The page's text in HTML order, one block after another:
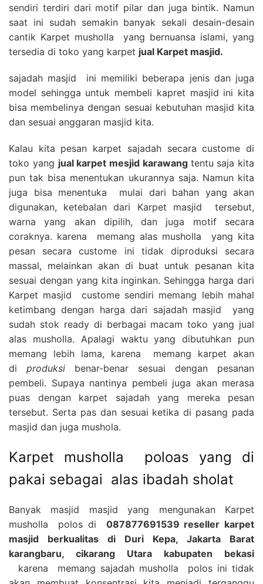
sendiri terdiri dari motif pilar dan juga bintik. Namun
saat ini sudah semakin banyak sekali desain-desain
cantik Karpet musholla yang bernuansa islami, yang
tersedia di toko yang karpet jual Karpet masjid.
sajadah masjid ini memiliki beberapa jenis dan juga
model sehingga untuk membeli kapret masjid ini kita
bisa membelinya dengan sesuai kebutuhan masjid kita
dan sesuai anggaran masjid kita.
Kalau kita pesan karpet sajadah secara custome di
toko yang jual karpet mesjid karawang tentu saja kita
pun tak bisa menentukan ukurannya saja. Namun kita
juga bisa menentuka mulai dari bahan yang akan
digunakan, ketebalan dari Karpet masjid tersebut,
warna yang akan dipilih, dan juga motif secara
coraknya. karena memang alas musholla yang kita
pesan secara custome ini tidak diproduksi secara
massal, melainkan akan di buat untuk pesanan kita
sesuai dengan yang kita inginkan. Sehingga harga dari
Karpet masjid custome sendiri memang lebih mahal
ketimbang dengan harga dari sajadah masjid yang
sudah stok ready di berbagai macam toko yang jual
alas musholla. Apalagi waktu yang dibutuhkan pun
memang lebih lama, karena memang karpet akan
di produksi benar-benar sesuai dengan pesanan
pembeli. Supaya nantinya pembeli juga akan merasa
puas dengan karpet sajadah yang mereka pesan
tersebut. Serta pas dan sesuai ketika di pasang pada
masjid dan juga mushola.
Karpet musholla poloas yang di
pakai sebagai alas ibadah sholat
Banyak masjid masjid yang mengunakan Karpet
musholla polos di 087877691539 reseller karpet
masjid berkualitas di Duri Kepa, Jakarta Barat
karangbaru, cikarang Utara kabupaten bekasi
karena memang sajadah musholla polos ini tidak